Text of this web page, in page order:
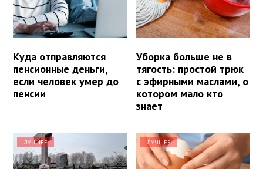
Куда отправляются
пенсионные деньги,
если человек умер до
пенсии
Уборка больше не в
тягость: простой трюк
с эфирными маслами, о
котором мало кто
знает
ЛУЧШЕЕ ЛУЧШЕЕ